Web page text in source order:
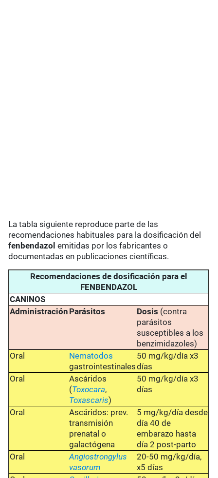
La tabla siguiente reproduce parte de las
recomendaciones habituales para la dosificación del
fenbendazol emitidas por los fabricantes o
documentadas en publicaciones científicas.
Recomendaciones de dosificación para el
FENBENDAZOL
CANINOS
Administración Parásitos Dosis (contra
parásitos
susceptibles a los
benzimidazoles)
Oral
Nematodos
gastrointestinales
50 mg/kg/día x3
días
Oral
Ascáridos
(Toxocara,
Toxascaris)
50 mg/kg/día x3
días
Oral
Ascáridos: prev.
transmisión
prenatal o
galactógena
5 mg/kg/día desde
día 40 de
embarazo hasta
día 2 post-parto
Oral
Angiostrongylus
vasorum
20-50 mg/kg/día,
x5 días